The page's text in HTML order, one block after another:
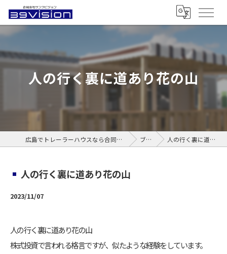
人の行く裏に道あり花の山
広島でトレーラーハウスなら合同会社サンクビジョン ブログ 人の行く裏に道あり花の山
人の行く裏に道あり花の山
2023/11/07
人の行く裏に道あり花の山
株式投資で言われる格言ですが、似たような経験をしています。